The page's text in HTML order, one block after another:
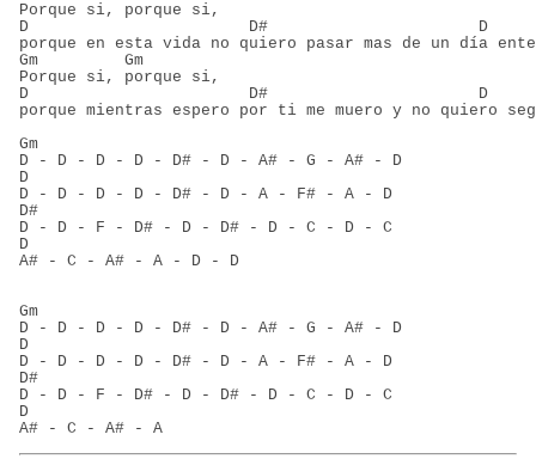
Porque si, porque si,
D                       D#                      D
porque en esta vida no quiero pasar mas de un día
Gm         Gm
Porque si, porque si,
D                       D#                      D
porque mientras espero por ti me muero y no quiero
Gm
D - D - D - D - D# - D - A# - G - A# - D
D
D - D - D - D - D# - D - A - F# - A - D
D#
D - D - F - D# - D - D# - D - C - D - C
D
A# - C - A# - A - D - D
Gm
D - D - D - D - D# - D - A# - G - A# - D
D
D - D - D - D - D# - D - A - F# - A - D
D#
D - D - F - D# - D - D# - D - C - D - C
D
A# - C - A# - A